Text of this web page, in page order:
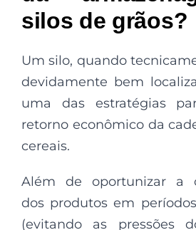
silos de grãos?
Um silo, quando
devidamente bem
uma das estratégias
retorno econômico da
cereais.
Além de oportunizar a
dos produtos em
(evitando as pressões